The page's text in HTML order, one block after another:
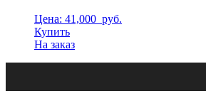
Цена: 41,000 руб.
Купить
На заказ